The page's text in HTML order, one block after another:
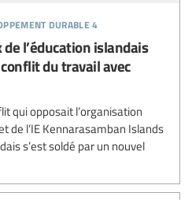
durable 4
l’éducation islandais
du travail avec
qui opposait l’organisation
de l’IE Kennarasamban Islands
s’est soldé par un nouvel